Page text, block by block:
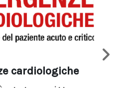
cardiologiche